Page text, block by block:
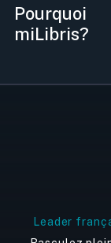
Pourquoi
miLibris?
Leader